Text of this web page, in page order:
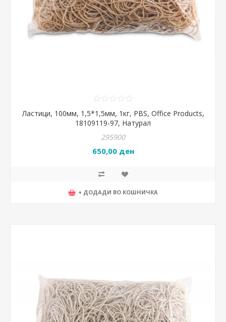
Ластици, 100мм, 1,5*1,5мм, 1кг, PBS, Office Products,
18109119-97, Натурал
295900
650,00 ден
+ ДОДАДИ ВО КОШНИЧКА